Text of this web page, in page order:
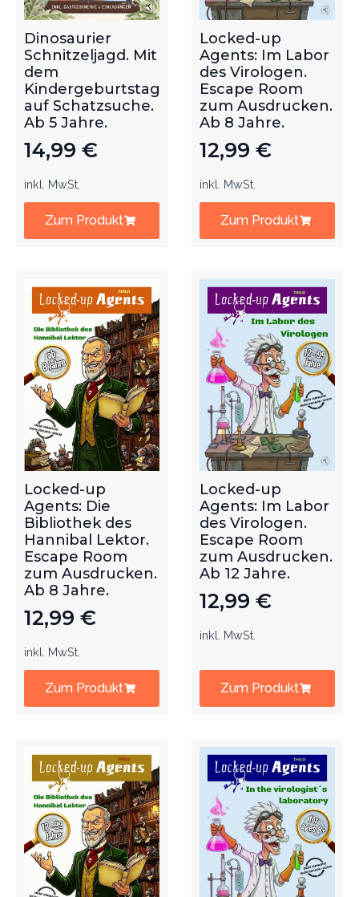
Dinosaurier
Schnitzeljagd. Mit
dem
Kindergeburtstag
auf Schatzsuche.
Ab 5 Jahre.
14,99 €
inkl. MwSt.
Zum Produkt
Locked-up
Agents: Im Labor
des Virologen.
Escape Room
zum Ausdrucken.
Ab 8 Jahre.
12,99 €
inkl. MwSt.
Zum Produkt
Locked-up
Agents: Die
Bibliothek des
Hannibal Lektor.
Escape Room
zum Ausdrucken.
Ab 8 Jahre.
12,99 €
inkl. MwSt.
Zum Produkt
Locked-up
Agents: Im Labor
des Virologen.
Escape Room
zum Ausdrucken.
Ab 12 Jahre.
12,99 €
inkl. MwSt.
Zum Produkt